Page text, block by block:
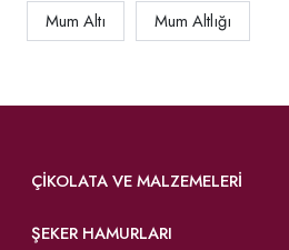
Mum Altı Mum Altlığı
ÇIKOLATA VE MALZEMELERI
ŞEKER HAMURLARI